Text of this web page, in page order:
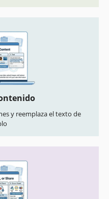
y reemplaza el texto de